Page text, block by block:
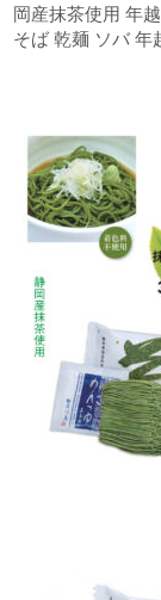
岡産抹茶使用 年
そば 乾麺 ソバ